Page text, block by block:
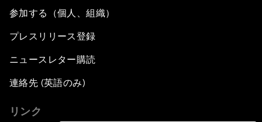
参加する（個人、組織）
プレスリリース登録
ニュースレター購読
連絡先 (英語のみ)
リンク